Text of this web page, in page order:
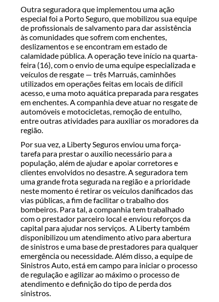
Outra seguradora que implementou uma ação
especial foi a Porto Seguro, que mobilizou sua equipe
de profissionais de salvamento para dar assistência
às comunidades que sofrem com enchentes,
deslizamentos e se encontram em estado de
calamidade pública. A operação teve início na quarta-
feira (16), com o envio de uma equipe especializada e
veículos de resgate — três Marruás, caminhões
utilizados em operações feitas em locais de difícil
acesso, e uma moto aquática preparada para resgates
em enchentes. A companhia deve atuar no resgate de
automóveis e motocicletas, remoção de entulho,
entre outras atividades para auxiliar os moradores da
região.
Por sua vez, a Liberty Seguros enviou uma força-
tarefa para prestar o auxílio necessário para a
população, além de ajudar e apoiar corretores e
clientes envolvidos no desastre. A seguradora tem
uma grande frota segurada na região e a prioridade
neste momento é retirar os veículos danificados das
vias públicas, a fim de facilitar o trabalho dos
bombeiros. Para tal, a companhia tem trabalhado
com o prestador parceiro local e enviou reforços da
capital para ajudar nos serviços. A Liberty também
disponibilizou um atendimento ativo para abertura
de sinistros e uma base de prestadores para qualquer
emergência ou necessidade. Além disso, a equipe de
Sinistros Auto, está em campo para iniciar o processo
de regulação e agilizar ao máximo o processo de
atendimento e definição do tipo de perda dos
sinistros.